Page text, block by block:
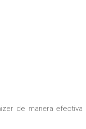
de manera